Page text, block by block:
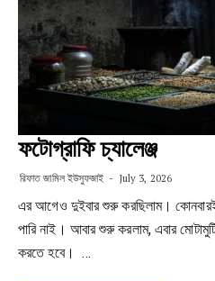
ফটোগ্রাফি চ্যালেঞ্জ
রিফাত জামিল ইউসুফজাই July 3, 2026
এর আগেও দুইবার শুরু করছিলাম। কোনবারই
পারি নাই। আবার শুরু করলাম, এবার
করতে হবে। …